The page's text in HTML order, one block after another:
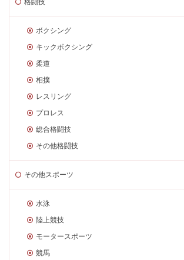
ボクシング
キックボクシング
柔道
相撲
レスリング
プロレス
総合格闘技
その他格闘技
その他スポーツ
水泳
陸上競技
モータースポーツ
競馬